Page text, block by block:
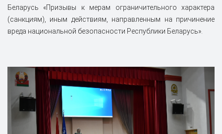
Беларусь «Призывы к мерам ограничительного характера
(санкциям), иным действиям, направленным на причинение
вреда национальной безопасности Республики Беларусь».